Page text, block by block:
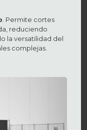
. Permite cortes
reduciendo
la versatilidad del
complejas.